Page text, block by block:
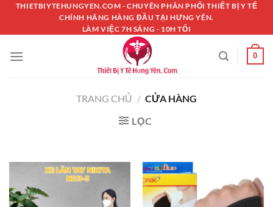
Chuyển
nội
dung
THIETBIYTEHUNGYEN.COM - CHUYÊN PHÂN PHỐI THIẾT BỊ Y TẾ
CHÍNH HÃNG HÀNG ĐẦU TẠI HƯNG YÊN.
LÀM VIỆC 7H SÁNG - 10H TỐI
0
TRANG CHỦ / CỬA HÀNG
LỌC